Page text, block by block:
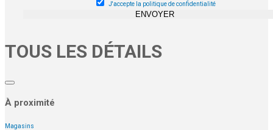
J'accepte la politique de confidentialité
ENVOYER
TOUS LES DÉTAILS
À proximité
Magasins